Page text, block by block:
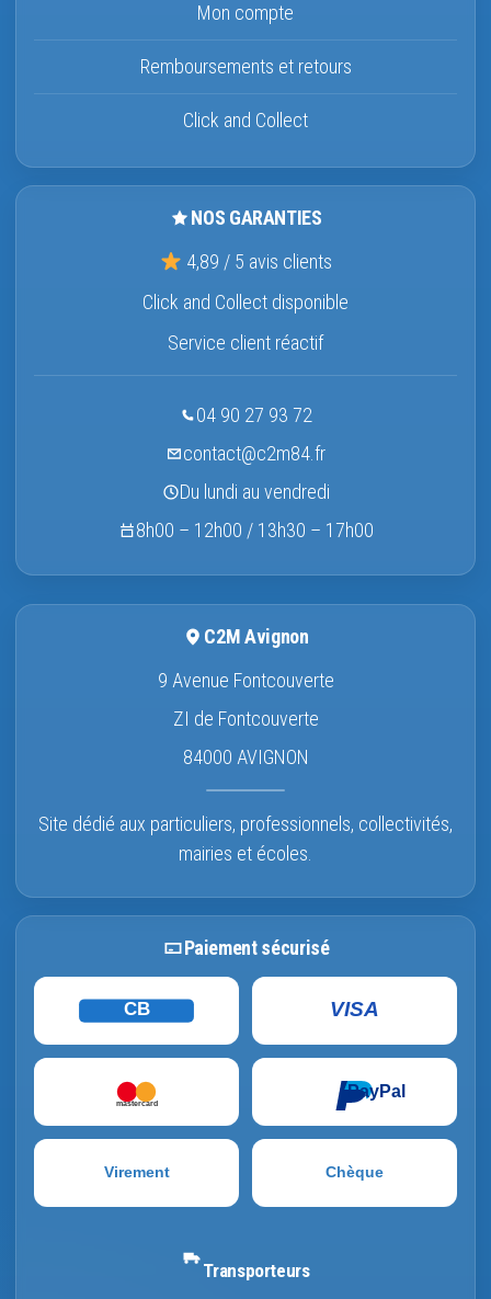
Mon compte
Remboursements et retours
Click and Collect
NOS GARANTIES
4,89 / 5 avis clients
Click and Collect disponible
Service client réactif
04 90 27 93 72
contact@c2m84.fr
Du lundi au vendredi
8h00 – 12h00 / 13h30 – 17h00
C2M Avignon
9 Avenue Fontcouverte
ZI de Fontcouverte
84000 AVIGNON
Site dédié aux particuliers, professionnels, collectivités,
mairies et écoles.
Paiement sécurisé
CB VISA
mastercard
PayPal
Virement Chèque
Transporteurs